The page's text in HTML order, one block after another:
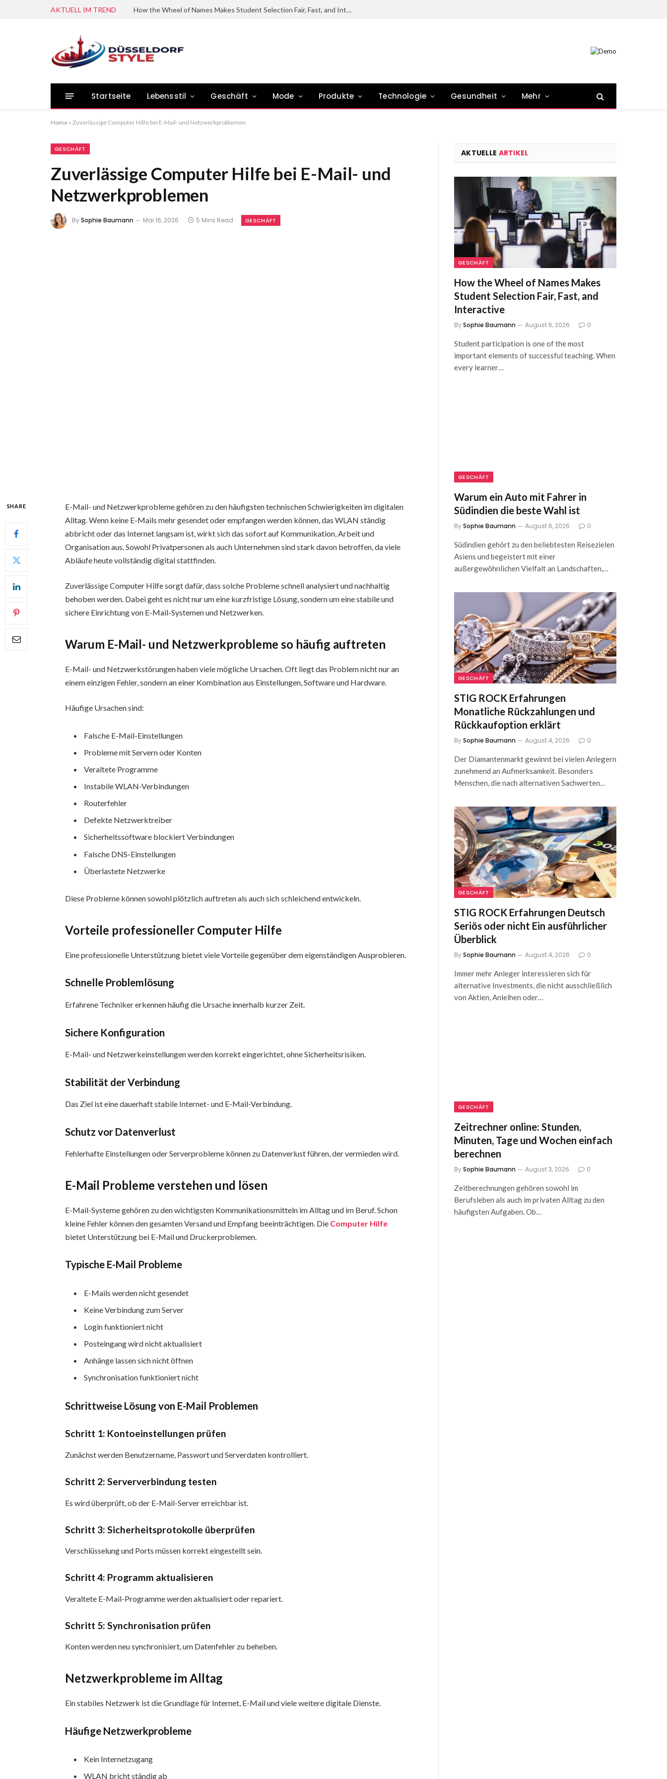
AKTUELL IM TREND How the Wheel of Names Makes Student Selection Fair, Fast, and Interactive
Startseite Lebensstil Geschäft Mode Produkte Technologie Gesundheit Mehr
Home » Zuverlässige Computer Hilfe bei E-Mail- und Netzwerkproblemen
GESCHÄFT
Zuverlässige Computer Hilfe bei E-Mail- und
Netzwerkproblemen
BySophie Baumann Mai 16, 2026 5 Mins Read GESCHÄFT
SHARE
E-Mail- und Netzwerkprobleme gehören zu den häufigsten technischen Schwierigkeiten im digitalen
Alltag. Wenn keine E-Mails mehr gesendet oder empfangen werden können, das WLAN ständig
abbricht oder das Internet langsam ist, wirkt sich das sofort auf Kommunikation, Arbeit und
Organisation aus. Sowohl Privatpersonen als auch Unternehmen sind stark davon betroffen, da viele
Abläufe heute vollständig digital stattfinden.
Zuverlässige Computer Hilfe sorgt dafür, dass solche Probleme schnell analysiert und nachhaltig
behoben werden. Dabei geht es nicht nur um eine kurzfristige Lösung, sondern um eine stabile und
sichere Einrichtung von E-Mail-Systemen und Netzwerken.
Warum E-Mail- und Netzwerkprobleme so häufig auftreten
E-Mail- und Netzwerkstörungen haben viele mögliche Ursachen. Oft liegt das Problem nicht nur an
einem einzigen Fehler, sondern an einer Kombination aus Einstellungen, Software und Hardware.
Häufige Ursachen sind:
Falsche E-Mail-Einstellungen
Probleme mit Servern oder Konten
Veraltete Programme
Instabile WLAN-Verbindungen
Routerfehler
Defekte Netzwerktreiber
Sicherheitssoftware blockiert Verbindungen
Falsche DNS-Einstellungen
Überlastete Netzwerke
Diese Probleme können sowohl plötzlich auftreten als auch sich schleichend entwickeln.
Vorteile professioneller Computer Hilfe
Eine professionelle Unterstützung bietet viele Vorteile gegenüber dem eigenständigen Ausprobieren.
Schnelle Problemlösung
Erfahrene Techniker erkennen häufig die Ursache innerhalb kurzer Zeit.
Sichere Konfiguration
E-Mail- und Netzwerkeinstellungen werden korrekt eingerichtet, ohne Sicherheitsrisiken.
Stabilität der Verbindung
Das Ziel ist eine dauerhaft stabile Internet- und E-Mail-Verbindung.
Schutz vor Datenverlust
Fehlerhafte Einstellungen oder Serverprobleme können zu Datenverlust führen, der vermieden wird.
E-Mail Probleme verstehen und lösen
E-Mail-Systeme gehören zu den wichtigsten Kommunikationsmitteln im Alltag und im Beruf. Schon
kleine Fehler können den gesamten Versand und Empfang beeinträchtigen. Die Computer Hilfe
bietet Unterstützung bei E-Mail und Druckerproblemen.
Typische E-Mail Probleme
E-Mails werden nicht gesendet
Keine Verbindung zum Server
Login funktioniert nicht
Posteingang wird nicht aktualisiert
Anhänge lassen sich nicht öffnen
Synchronisation funktioniert nicht
Schrittweise Lösung von E-Mail Problemen
Schritt 1: Kontoeinstellungen prüfen
Zunächst werden Benutzername, Passwort und Serverdaten kontrolliert.
Schritt 2: Serververbindung testen
Es wird überprüft, ob der E-Mail-Server erreichbar ist.
Schritt 3: Sicherheitsprotokolle überprüfen
Verschlüsselung und Ports müssen korrekt eingestellt sein.
Schritt 4: Programm aktualisieren
Veraltete E-Mail-Programme werden aktualisiert oder repariert.
Schritt 5: Synchronisation prüfen
Konten werden neu synchronisiert, um Datenfehler zu beheben.
Netzwerkprobleme im Alltag
Ein stabiles Netzwerk ist die Grundlage für Internet, E-Mail und viele weitere digitale Dienste.
Häufige Netzwerkprobleme
Kein Internetzugang
WLAN bricht ständig ab
AKTUELLE ARTIKEL
GESCHÄFT
How the Wheel of Names Makes
Student Selection Fair, Fast, and
Interactive
BySophie Baumann August 6, 2026 0
Student participation is one of the most
important elements of successful teaching. When
every learner…
GESCHÄFT
Warum ein Auto mit Fahrer in
Südindien die beste Wahl ist
BySophie Baumann August 6, 2026 0
Südindien gehört zu den beliebtesten Reisezielen
Asiens und begeistert mit einer
außergewöhnlichen Vielfalt an Landschaften,…
GESCHÄFT
STIG ROCK Erfahrungen
Monatliche Rückzahlungen und
Rückkaufoption erklärt
BySophie Baumann August 4, 2026 0
Der Diamantenmarkt gewinnt bei vielen Anlegern
zunehmend an Aufmerksamkeit. Besonders
Menschen, die nach alternativen Sachwerten…
GESCHÄFT
STIG ROCK Erfahrungen Deutsch
Seriös oder nicht Ein ausführlicher
Überblick
BySophie Baumann August 4, 2026 0
Immer mehr Anleger interessieren sich für
alternative Investments, die nicht ausschließlich
von Aktien, Anleihen oder…
GESCHÄFT
Zeitrechner online: Stunden,
Minuten, Tage und Wochen einfach
berechnen
BySophie Baumann August 3, 2026 0
Zeitberechnungen gehören sowohl im
Berufsleben als auch im privaten Alltag zu den
häufigsten Aufgaben. Ob…